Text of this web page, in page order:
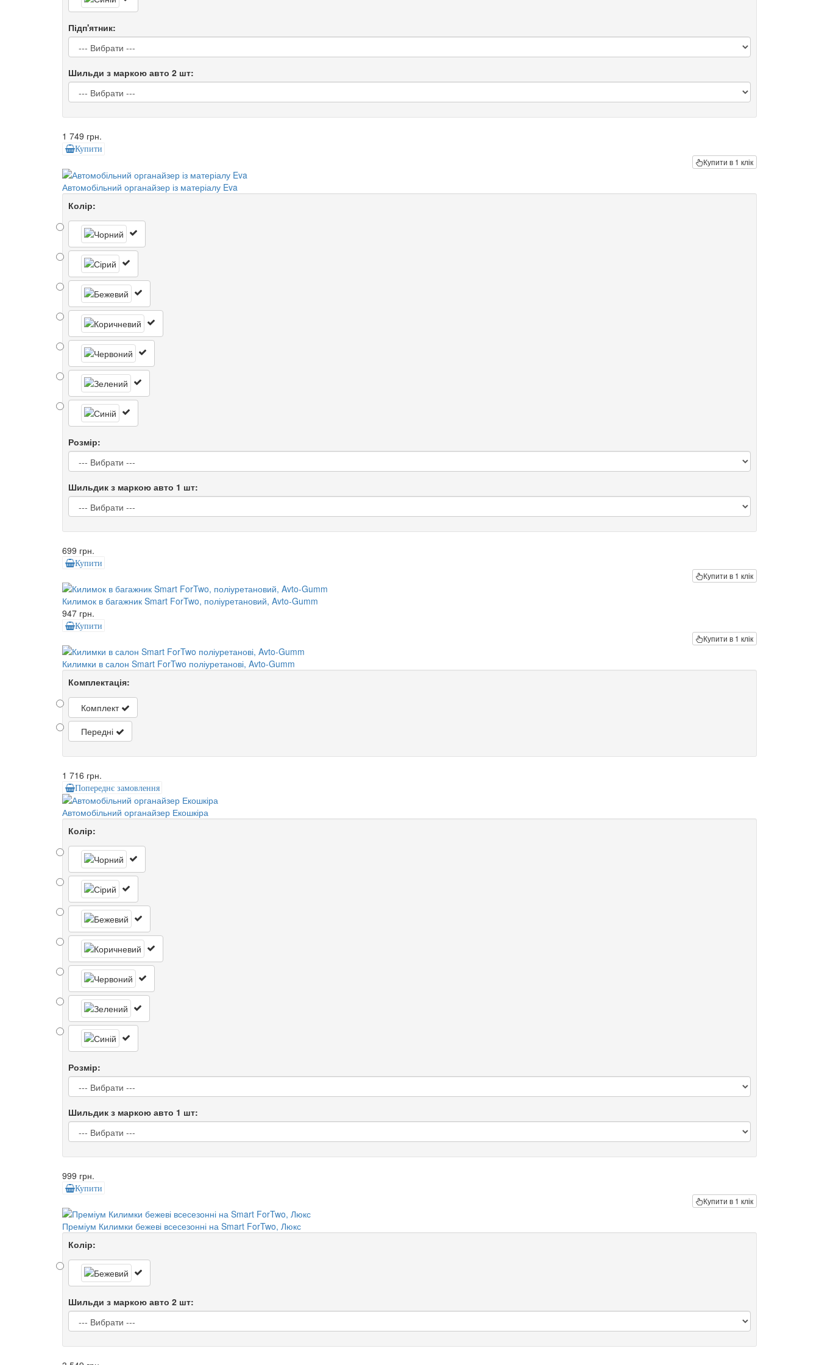
Підп'ятник:
Шильди з маркою авто 2 шт:
1 749 грн.
Купити
Купити в 1 клік
Автомобільний органайзер із матеріалу Eva
Колір:
Розмір:
Шильдик з маркою авто 1 шт:
699 грн.
Купити
Купити в 1 клік
Килимок в багажник Smart ForTwo, поліуретановий, Avto-Gumm
947 грн.
Купити
Купити в 1 клік
Килимки в салон Smart ForTwo поліуретанові, Avto-Gumm
Комплектація:
Комплект
Передні
1 716 грн.
Попереднє замовлення
Автомобільний органайзер Екошкіра
Колір:
Розмір:
Шильдик з маркою авто 1 шт:
999 грн.
Купити
Купити в 1 клік
Преміум Килимки бежеві всесезонні на Smart ForTwo, Люкс
Колір:
Шильди з маркою авто 2 шт: